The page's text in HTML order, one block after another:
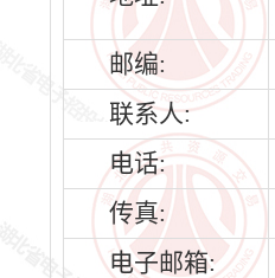
邮编:
联系人:
电话:
传真:
电子邮箱: